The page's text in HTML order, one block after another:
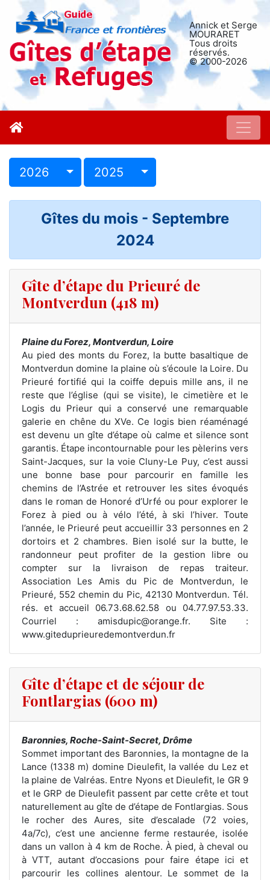
Annick et Serge
MOURARET
Tous droits
réservés.
© 2000-2026
2026 2025
Gîtes du mois - Septembre
2024
Gîte d’étape du Prieuré de
Montverdun (418 m)
Plaine du Forez, Montverdun, Loire
Au pied des monts du Forez, la butte basaltique de
Montverdun domine la plaine où s’écoule la Loire. Du
Prieuré fortifié qui la coiffe depuis mille ans, il ne
reste que l’église (qui se visite), le cimetière et le
Logis du Prieur qui a conservé une remarquable
galerie en chêne du XVe. Ce logis bien réaménagé
est devenu un gîte d’étape où calme et silence sont
garantis. Étape incontournable pour les pèlerins vers
Saint-Jacques, sur la voie Cluny-Le Puy, c’est aussi
une bonne base pour parcourir en famille les
chemins de l’Astrée et retrouver les sites évoqués
dans le roman de Honoré d’Urfé ou pour explorer le
Forez à pied ou à vélo l’été, à ski l’hiver. Toute
l’année, le Prieuré peut accueillir 33 personnes en 2
dortoirs et 2 chambres. Bien isolé sur la butte, le
randonneur peut profiter de la gestion libre ou
compter sur la livraison de repas traiteur.
Association Les Amis du Pic de Montverdun, le
Prieuré, 552 chemin du Pic, 42130 Montverdun. Tél.
rés. et accueil 06.73.68.62.58 ou 04.77.97.53.33.
Courriel : amisdupic@orange.fr. Site :
www.giteduprieuredemontverdun.fr
Gîte d’étape et de séjour de
Fontlargias (600 m)
Baronnies, Roche-Saint-Secret, Drôme
Sommet important des Baronnies, la montagne de la
Lance (1338 m) domine Dieulefit, la vallée du Lez et
la plaine de Valréas. Entre Nyons et Dieulefit, le GR 9
et le GRP de Dieulefit passent par cette crête et tout
naturellement au gîte de d’étape de Fontlargias. Sous
le rocher des Aures, site d’escalade (72 voies,
4a/7c), c’est une ancienne ferme restaurée, isolée
dans un vallon à 4 km de Roche. À pied, à cheval ou
à VTT, autant d’occasions pour faire étape ici et
parcourir les collines alentour. Le sommet de la